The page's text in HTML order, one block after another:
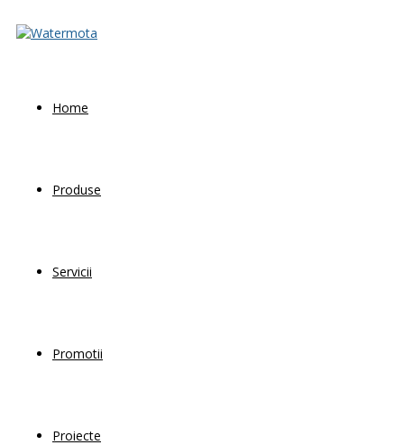
Home
Produse
Servicii
Promotii
Proiecte